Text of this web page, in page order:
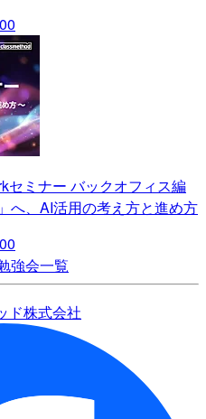
セミナー バックオフィス編
へ、AI活用の考え方と進め方
強会一覧
ド株式会社